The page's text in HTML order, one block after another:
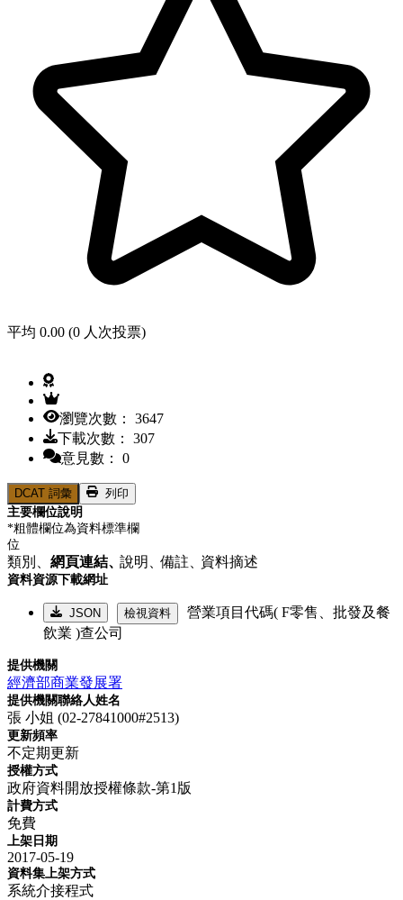
平均 0.00 (0 人次投票)
瀏覽次數： 3647
下載次數： 307
意見數： 0
DCAT 詞彙
列印
主要欄位說明
*粗體欄位為資料標準欄
位
類別、 網頁連結、說明、備註、資料摘述
資料資源下載網址
JSON 檢視資料
營業項目代碼( F零售、批發及餐
飲業 )查公司
提供機關
經濟部商業發展署
提供機關聯絡人姓名
張 小姐 (02-27841000#2513)
更新頻率
不定期更新
授權方式
政府資料開放授權條款-第1版
計費方式
免費
上架日期
2017-05-19
資料集上架方式
系統介接程式